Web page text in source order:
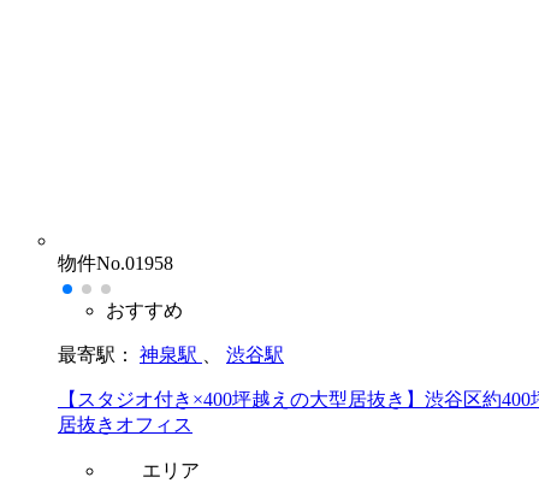
物件No.01958
おすすめ
最寄駅： 神泉駅 、 渋谷駅
【スタジオ付き×400坪越えの大型居抜き】渋谷区約400
居抜きオフィス
エリア